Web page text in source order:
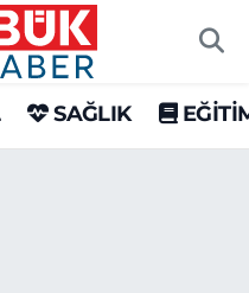
SAĞLIK
Fikstür